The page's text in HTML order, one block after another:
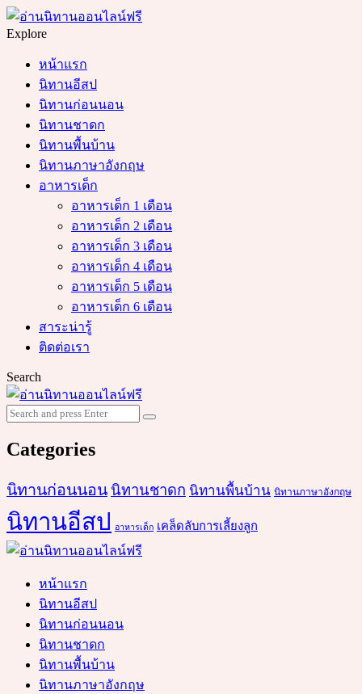
Menu
Search
Explore
หน้าแรก
นิทานอีสป
นิทานก่อนนอน
นิทานชาดก
นิทานพื้นบ้าน
นิทานภาษาอังกฤษ
อาหารเด็ก
อาหารเด็ก 1 เดือน
อาหารเด็ก 2 เดือน
อาหารเด็ก 3 เดือน
อาหารเด็ก 4 เดือน
อาหารเด็ก 5 เดือน
อาหารเด็ก 6 เดือน
สาระน่ารู้
ติดต่อเรา
Search
Search
for:
Search
Categories
นิทานก่อนนอน นิทานชาดก นิทานพื้นบ้าน นิทานภาษาอังกฤษ
นิทานอีสป อาหารเด็ก เคล็ดลับการเลี้ยงลูก
หน้าแรก
นิทานอีสป
นิทานก่อนนอน
นิทานชาดก
นิทานพื้นบ้าน
นิทานภาษาอังกฤษ